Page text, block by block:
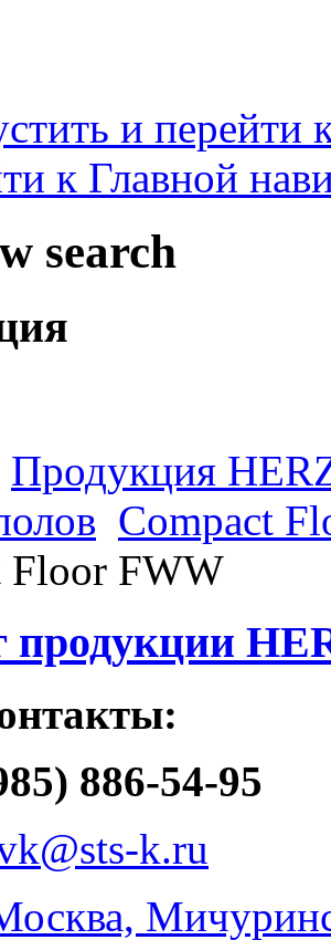
и перейти
к Главной
search
Продукция
Compact
Floor FWW
продукции
886-54-95
k.ru